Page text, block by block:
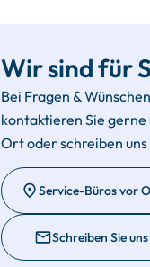
Wir sind für
Bei Fragen &
kontaktieren Sie
Ort oder schreiben
Service-Büros vor
Schreiben Sie uns